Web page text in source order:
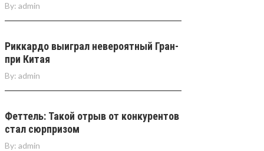
By: admin
Риккардо выиграл невероятный Гран-
при Китая
By: admin
Феттель: Такой отрыв от конкурентов
стал сюрпризом
By: admin